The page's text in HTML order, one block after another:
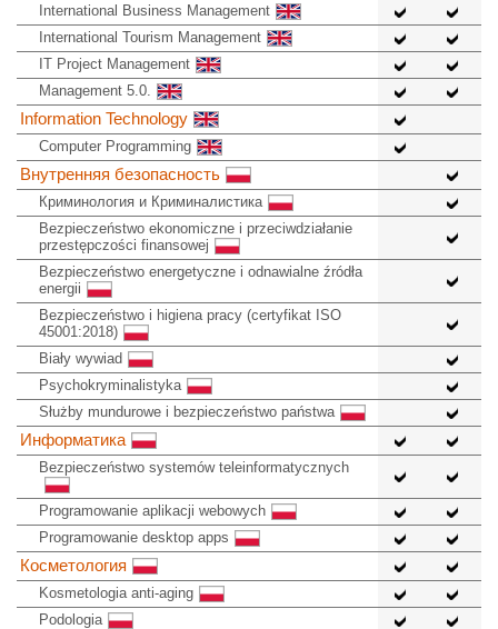
International Business Management
International Tourism Management
IT Project Management
Management 5.0.
Information Technology
Computer Programming
Внутренняя безопасность
Криминология и Криминалистика
Bezpieczeństwo ekonomiczne i przeciwdziałanie
przestępczości finansowej
Bezpieczeństwo energetyczne i odnawialne źródła
energii
Bezpieczeństwo i higiena pracy (certyfikat ISO
45001:2018)
Biały wywiad
Psychokryminalistyka
Służby mundurowe i bezpieczeństwo państwa
Информатика
Bezpieczeństwo systemów teleinformatycznych
Programowanie aplikacji webowych
Programowanie desktop apps
Косметология
Kosmetologia anti-aging
Podologia